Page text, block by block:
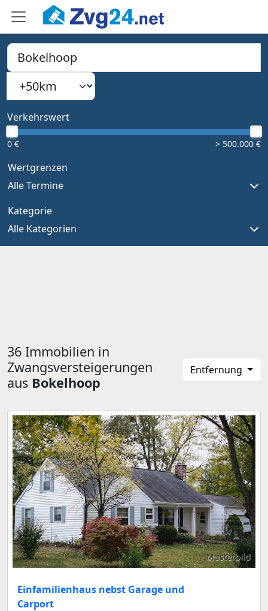
PLZ, Ort oder Bundesland
Type 1 or more characters for results.
Suchradius
Verkehrswert
0 € > 500.000 €
Wertgrenzen
Alle Termine
Kategorie
Alle Kategorien
36 Immobilien in
Zwangsversteigerungen
aus Bokelhoop
Entfernung
Musterbild
Einfamilienhaus nebst Garage und
Carport